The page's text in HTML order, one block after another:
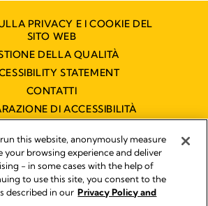
PRIVACY E I COOKIE DEL
SITO WEB
DELLA QUALITÀ
STATEMENT
CONTATTI
DI ACCESSIBILITÀ
Pubblicato da
Legal Notice
socio unico P.IVA 03717020964 - Filiale
italiana di Medela AG !
this website, anonymously measure
your browsing experience and deliver
- in some cases with the help of
to use this site, you consent to the
described in our Privacy Policy and